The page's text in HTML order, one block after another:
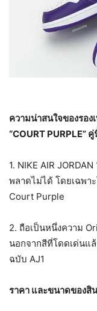
ความน่าสนใจของรอง
“COURT PURPLE”
1. NIKE AIR
พลาดไม่ได้ โดยเฉพา
Court Purple
2. ถือเป็นหนึ่งความ
นอกจากสีที่โดดเด่นแ
ฉบับ AJ1
ราคา และขนาดของสิ